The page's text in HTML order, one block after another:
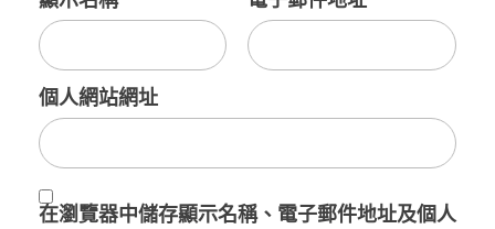
個人網站網址
在瀏覽器中儲存顯示名稱、電子郵件地址及個人